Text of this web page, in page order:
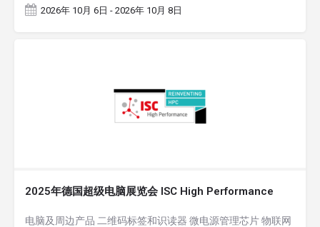
2026年 10月 6日 - 2026年 10月 8日
2025年德国超级电脑展览会 ISC High Performance
电脑及周边产品 二维码标签和识读器 微电源管理芯片 物联网